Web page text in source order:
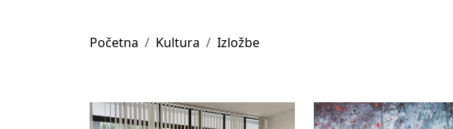
Početna Kultura Izložbe